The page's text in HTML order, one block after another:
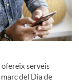
serveis
del Dia de